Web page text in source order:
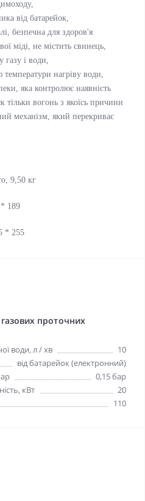
від батарейок,
безпечна для здоров'я
міді, не містить свинець,
газу і води,
нагріву води,
яка контролює наявність
тільки вогонь з якоїсь причини
механізм, який перекриває
9,50 кг
189
* 255
газових проточних
води, л / хв
10
від батарейок (електронний)
0,15 бар
кВт
20
110